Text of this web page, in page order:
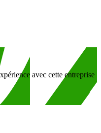
avec cette entreprise